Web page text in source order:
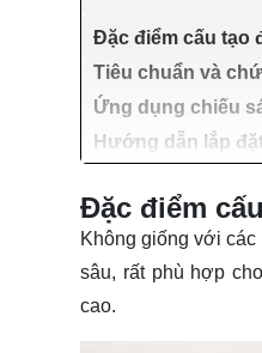
Đặc điểm cấu tạo
Tiêu chuẩn và
Ứng dụng chiếu
Hướng dẫn lắp
Đặc điểm
Không giống với
sâu, rất phù hợp
cao.